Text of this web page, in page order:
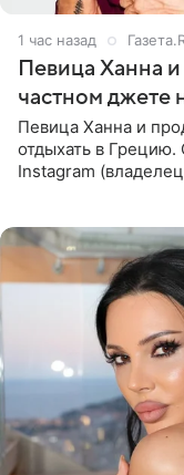
1 час назад
Певица Ханна
частном джете
Певица Ханна и
отдыхать в
Instagram